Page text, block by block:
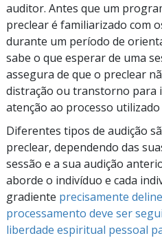
auditor. Antes que um
preclear é familiarizado com
durante um período de
sabe o que esperar de uma
assegura de que o preclear
distração ou transtorno para
atenção ao processo utilizado
Diferentes tipos de audição
preclear, dependendo das
sessão e a sua audição
aborde o indivíduo e cada
gradiente precisamente
processamento deve ser
liberdade espiritual pessoal